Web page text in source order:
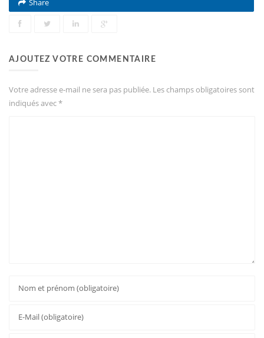
Share
AJOUTEZ VOTRE COMMENTAIRE
Votre adresse e-mail ne sera pas publiée. Les champs obligatoires sont
indiqués avec*